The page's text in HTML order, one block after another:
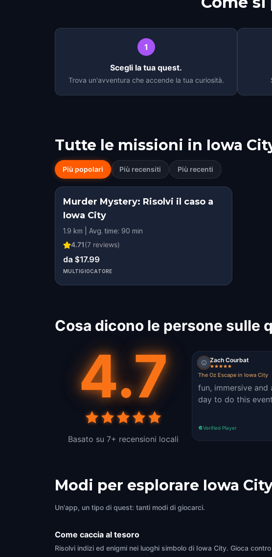
1
Scegli la tua quest.
Trova un'avventura che accende la tua curiosità.
Tutte le missioni in Iowa
Più popolari Più recensiti Più recenti
Murder Mystery: Risolvi il caso a
Iowa City
1.9 km | Avg. time: 90 min
4.71(7 reviews)
da $17.99
MULTIGIOCATORE
Cosa dicono le persone sulle
4.7
Basato su 7+ recensioni locali
Zach Courbat
The Oz Escape in Iowa City
fun, immersive and
day to do this
Verified Player
Modi per esplorare Iowa
Un'app, un tipo di quest: tanti modi di giocarci.
Come caccia al tesoro
Risolvi indizi ed enigmi nei luoghi simbolo di Iowa City. Gioca